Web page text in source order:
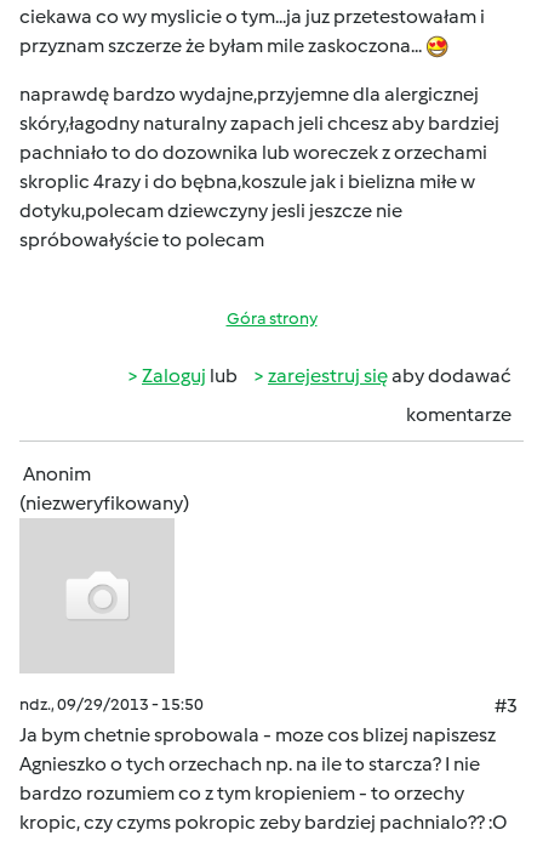
ciekawa co wy myslicie o tym...ja juz przetestowałam i
przyznam szczerze że byłam mile zaskoczona...
naprawdę bardzo wydajne,przyjemne dla alergicznej
skóry,łagodny naturalny zapach jeli chcesz aby bardziej
pachniało to do dozownika lub woreczek z orzechami
skroplic 4razy i do bębna,koszule jak i bielizna miłe w
dotyku,polecam dziewczyny jesli jeszcze nie
spróbowałyście to polecam
Góra strony
Zaloguj lub zarejestruj sięaby dodawać
komentarze
Anonim
(niezweryfikowany)
ndz., 09/29/2013 - 15:50
#3
Ja bym chetnie sprobowala - moze cos blizej napiszesz
Agnieszko o tych orzechach np. na ile to starcza? I nie
bardzo rozumiem co z tym kropieniem - to orzechy
kropic, czy czyms pokropic zeby bardziej pachnialo?? :O